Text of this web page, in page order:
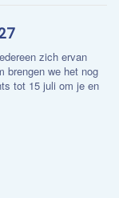
zich ervan
brengen we het nog
tot 15 juli om je en